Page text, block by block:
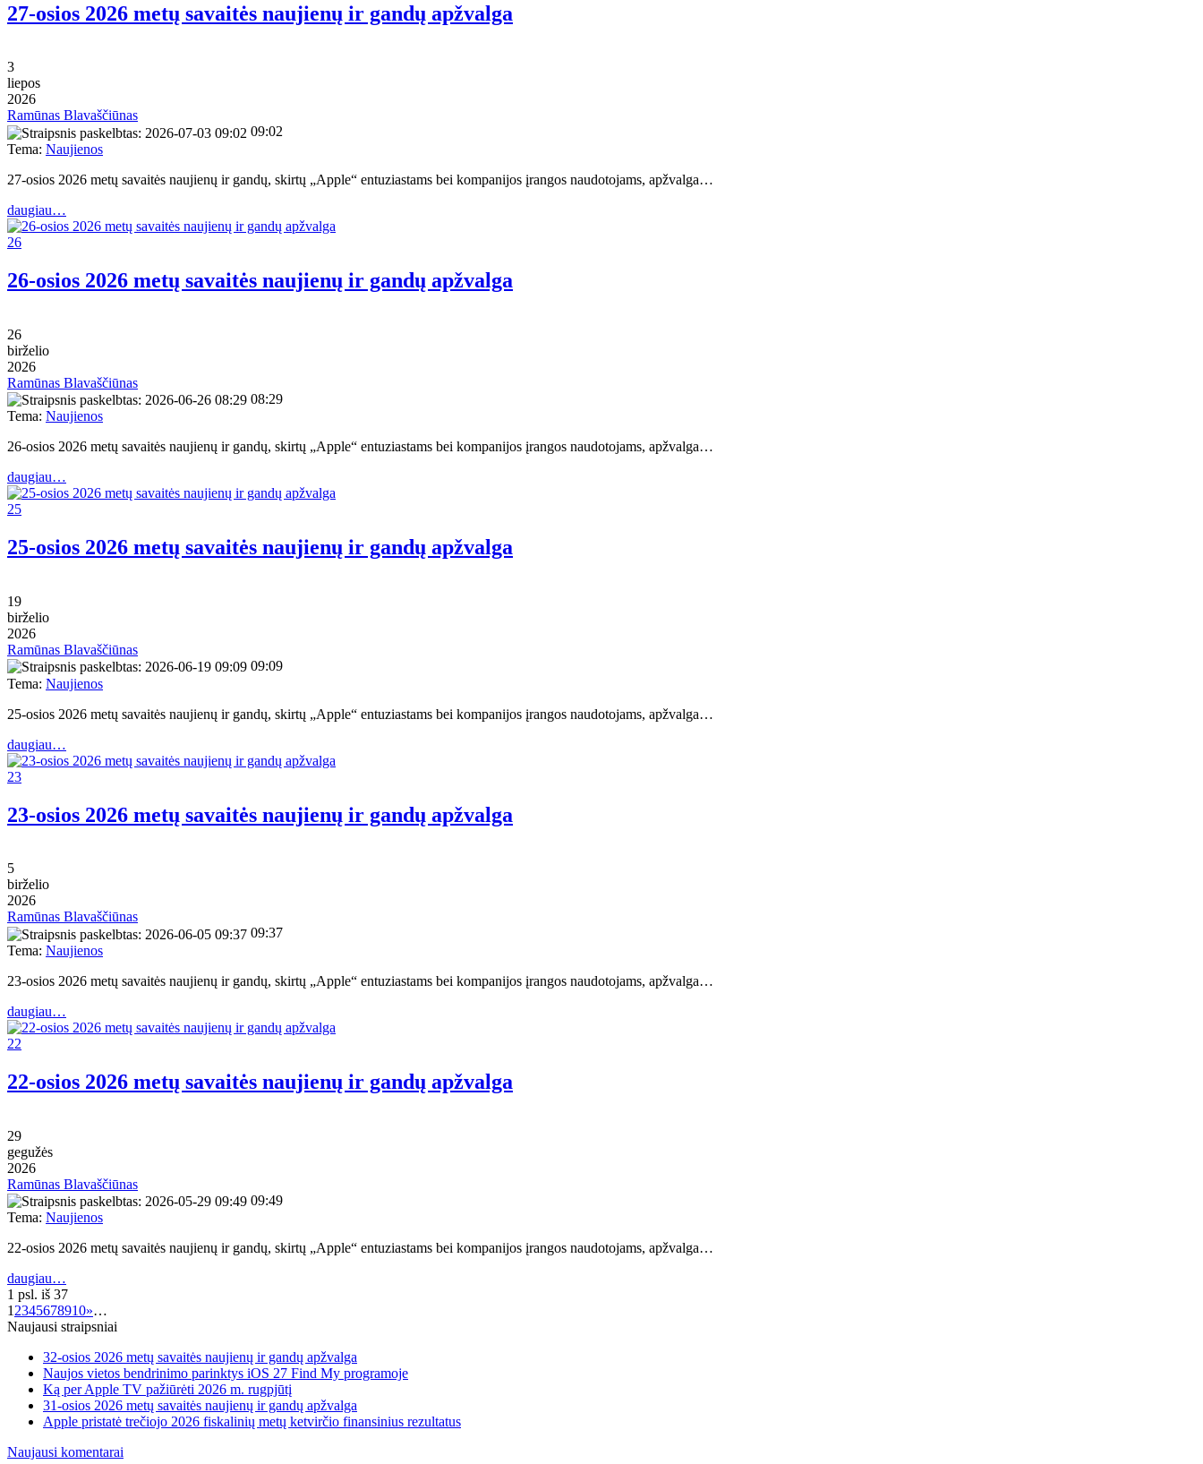
27-osios 2026 metų savaitės naujienų ir gandų apžvalga
3
liepos
2026
Ramūnas Blavaščiūnas
09:02
Tema: Naujienos
27-osios 2026 metų savaitės naujienų ir gandų, skirtų „Apple“ entuziastams bei kompanijos įrangos naudotojams, apžvalga…
daugiau…
26
26-osios 2026 metų savaitės naujienų ir gandų apžvalga
26
birželio
2026
Ramūnas Blavaščiūnas
08:29
Tema: Naujienos
26-osios 2026 metų savaitės naujienų ir gandų, skirtų „Apple“ entuziastams bei kompanijos įrangos naudotojams, apžvalga…
daugiau…
25
25-osios 2026 metų savaitės naujienų ir gandų apžvalga
19
birželio
2026
Ramūnas Blavaščiūnas
09:09
Tema: Naujienos
25-osios 2026 metų savaitės naujienų ir gandų, skirtų „Apple“ entuziastams bei kompanijos įrangos naudotojams, apžvalga…
daugiau…
23
23-osios 2026 metų savaitės naujienų ir gandų apžvalga
5
birželio
2026
Ramūnas Blavaščiūnas
09:37
Tema: Naujienos
23-osios 2026 metų savaitės naujienų ir gandų, skirtų „Apple“ entuziastams bei kompanijos įrangos naudotojams, apžvalga…
daugiau…
22
22-osios 2026 metų savaitės naujienų ir gandų apžvalga
29
gegužės
2026
Ramūnas Blavaščiūnas
09:49
Tema: Naujienos
22-osios 2026 metų savaitės naujienų ir gandų, skirtų „Apple“ entuziastams bei kompanijos įrangos naudotojams, apžvalga…
daugiau…
1 psl. iš 37
1 2345678910»…
Naujausi straipsniai
32-osios 2026 metų savaitės naujienų ir gandų apžvalga
Naujos vietos bendrinimo parinktys iOS 27 Find My programoje
Ką per Apple TV pažiūrėti 2026 m. rugpjūtį
31-osios 2026 metų savaitės naujienų ir gandų apžvalga
Apple pristatė trečiojo 2026 fiskalinių metų ketvirčio finansinius rezultatus
Naujausi komentarai